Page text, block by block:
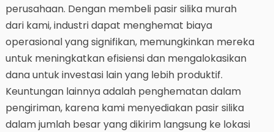
perusahaan. Dengan membeli pasir silika murah
dari kami, industri dapat menghemat biaya
operasional yang signifikan, memungkinkan mereka
untuk meningkatkan efisiensi dan mengalokasikan
dana untuk investasi lain yang lebih produktif.
Keuntungan lainnya adalah penghematan dalam
pengiriman, karena kami menyediakan pasir silika
dalam jumlah besar yang dikirim langsung ke lokasi